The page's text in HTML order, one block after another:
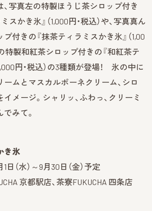
写真左の特製ほうじ茶シロップ付き
スかき氷』（1,000円・税込）や、写真真ん
付きの『抹茶ティラミスかき氷』（1,00
特製和紅茶シロップ付きの『和紅茶テ
円・税込）の3種類が登場！ 氷の中に
ムとマスカルポーネクリーム、シロ
メージ。シャリッ、ふわっ、クリーミ
みて。
き氷
日（水）～9月30日（金）予定
京都駅店、茶寮FUKUCHA 四条店